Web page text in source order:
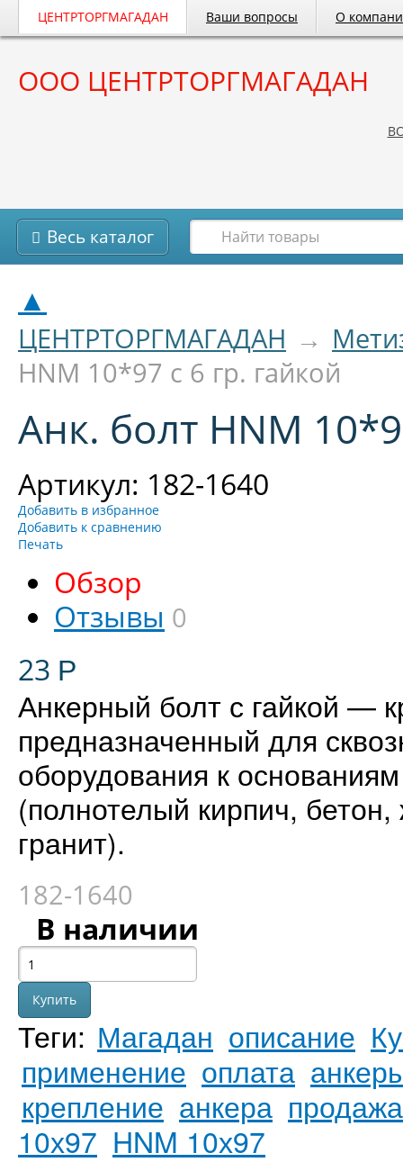
ЦЕНТРТОРГМАГАДАН Ваши вопросы О
ООО ЦЕНТРТОРГМАГАДАН
Весь каталог
▲
ЦЕНТРТОРГМАГАДАН →
HNM 10*97 c 6 гр. гайкой
Анк. болт HNM
Артикул: 182-1640
Добавить в избранное
Добавить к сравнению
Печать
Обзор
Отзывы 0
23 Р
Анкерный болт с гайкой —
предназначенный для
оборудования к
(полнотелый кирпич,
гранит).
182-1640
В наличии
Теги: Магадан описание
применение оплата
крепление анкера
10х97 HNM 10х97